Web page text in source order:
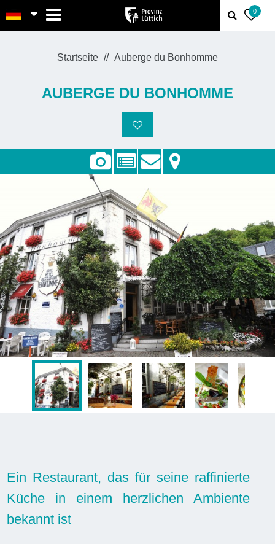
0
Startseite Auberge du Bonhomme
AUBERGE DU BONHOMME
Ein Restaurant, das für seine raffinierte
Küche in einem herzlichen Ambiente
bekannt ist